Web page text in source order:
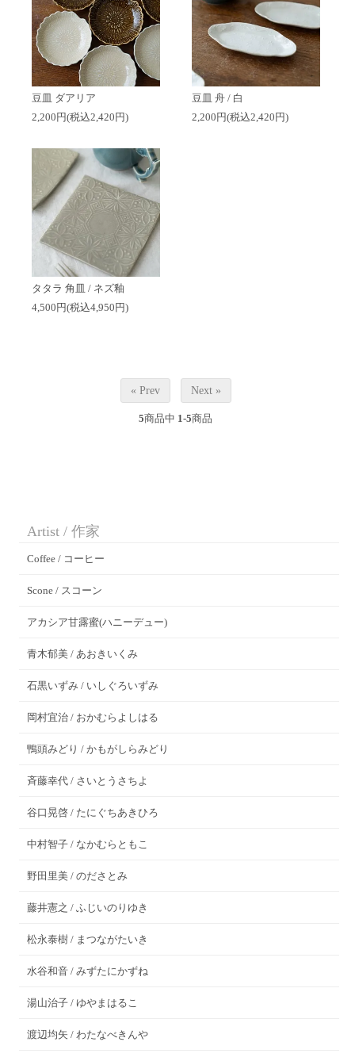
豆皿 ダアリア
2,200円(税込2,420円)
豆皿 舟 / 白
2,200円(税込2,420円)
タタラ 角皿 / ネズ釉
4,500円(税込4,950円)
« Prev Next »
5商品中 1-5商品
Artist / 作家
Coffee / コーヒー
Scone / スコーン
アカシア甘露蜜(ハニーデュー)
青木郁美 / あおきいくみ
石黒いずみ / いしぐろいずみ
岡村宜治 / おかむらよしはる
鴨頭みどり / かもがしらみどり
斉藤幸代 / さいとうさちよ
谷口晃啓 / たにぐちあきひろ
中村智子 / なかむらともこ
野田里美 / のださとみ
藤井憲之 / ふじいのりゆき
松永泰樹 / まつながたいき
水谷和音 / みずたにかずね
湯山治子 / ゆやまはるこ
渡辺均矢 / わたなべきんや